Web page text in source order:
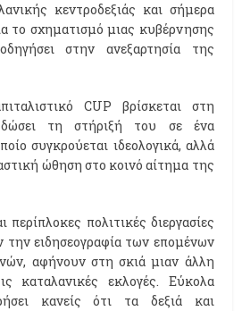
κεντροδεξιάς και σήμερα
το σχηματισμό μιας κυβέρνησης
στην ανεξαρτησία της
CUP βρίσκεται στη
τη στήριξή του σε ένα
συγκρούεται ιδεολογικά, αλλά
ώθηση στο κοινό αίτημα της
περίπλοκες πολιτικές διεργασίες
ειδησεογραφία των επομένων
αφήνουν στη σκιά μιαν άλλη
καταλανικές εκλογές. Εύκολα
κανείς ότι τα δεξιά και